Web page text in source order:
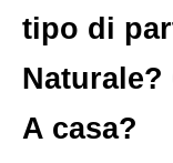
tipo di
Naturale?
A casa?